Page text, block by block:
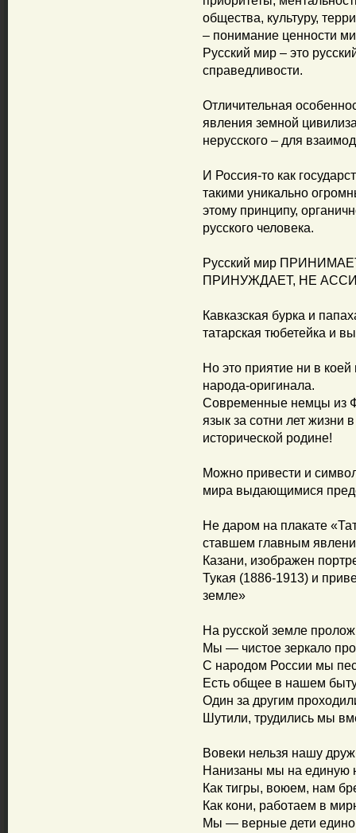
общества, культуру,
– понимание ценности
Русский мир – это
справедливости.
Отличительная
явления земной
нерусского – для
И Россия-то как
такими уникально
этому принципу,
русского человека.
Русский мир
ПРИНУЖДАЕТ, НЕ
Кавказская бурка и
татарская тюбетейка и
Но это приятие ни в
народа-оригинала.
Современные немцы из
язык за сотни лет жизни
исторической родине!
Можно привести и
мира выдающимися
Не даром на плакате
ставшем главным
Казани, изображен
Тукая (1886-1913) и
земле»
На русской земле
Мы — чистое зеркало
С народом России мы
Есть общее в нашем
Один за другим
Шутили, трудились мы
Вовеки нельзя нашу
Нанизаны мы на единую
Как тигры, воюем, нам
Как кони, работаем в
Мы — верные дети